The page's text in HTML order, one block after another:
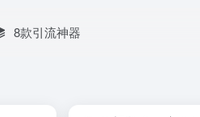
8款引流神器